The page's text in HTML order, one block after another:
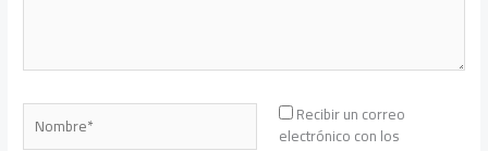
Nombre* Recibir un correo
electrónico con los